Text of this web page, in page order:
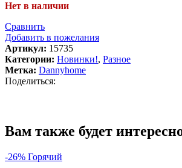
Нет в наличии
Сравнить
Добавить в пожелания
Артикул: 15735
Категории: Новинки!, Разное
Метка: Dannyhome
Поделиться:
Вам также будет
-26% Горячий